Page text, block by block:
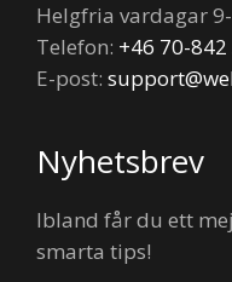
Helgfria vardagar
Telefon: +46 70-842
E-post:
Nyhetsbrev
Ibland får du ett
smarta tips!